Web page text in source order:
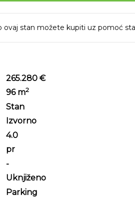
ovaj stan možete kupiti uz pomoć
265.280 €
96m2
Stan
Izvorno
4.0
pr
-
Uknjiženo
Parking